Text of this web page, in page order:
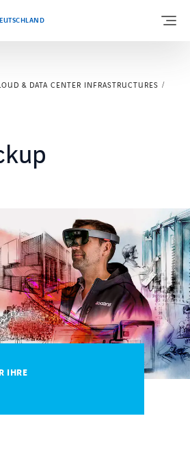
& DATA CENTER INFRASTRUCTURES
IHRE